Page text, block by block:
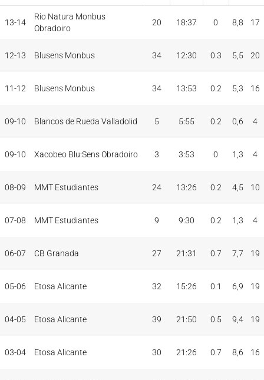
TEMP CLUB
PAR MIN
5I
PUNTOS
13-14
Rio Natura Monbus
Obradoiro
20 18:37 0 8,8 17
12-13 Blusens Monbus 34 12:30 0.3 5,5 20
11-12 Blusens Monbus 34 13:53 0.2 5,3 16
09-10 Blancos de Rueda Valladolid 5 5:55 0.2 0,6 4
09-10 Xacobeo Blu:Sens Obradoiro 3 3:53 0 1,3 4
08-09 MMT Estudiantes 24 13:26 0.2 4,5 10
07-08 MMT Estudiantes 9 9:30 0.2 1,3 4
06-07 CB Granada 27 21:31 0.7 7,7 19
05-06 Etosa Alicante 32 15:26 0.1 6,9 19
04-05 Etosa Alicante 39 21:50 0.5 9,4 19
03-04 Etosa Alicante 30 21:26 0.7 8,6 16